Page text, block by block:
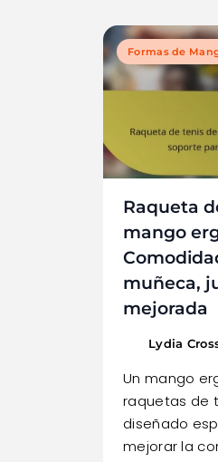
Formas de
Raqueta
mango
muñeca,
mejorada
Lydia
Un mango
raquetas de
diseñado
mejorar la